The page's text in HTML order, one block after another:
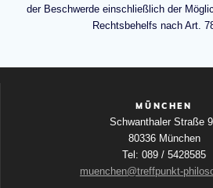
der Beschwerde einschließlich der
Rechtsbehelfs nach Art.
MÜNCHEN
Schwanthaler Straße
80336 München
Tel: 089 / 5428585
muenchen@treffpunkt-